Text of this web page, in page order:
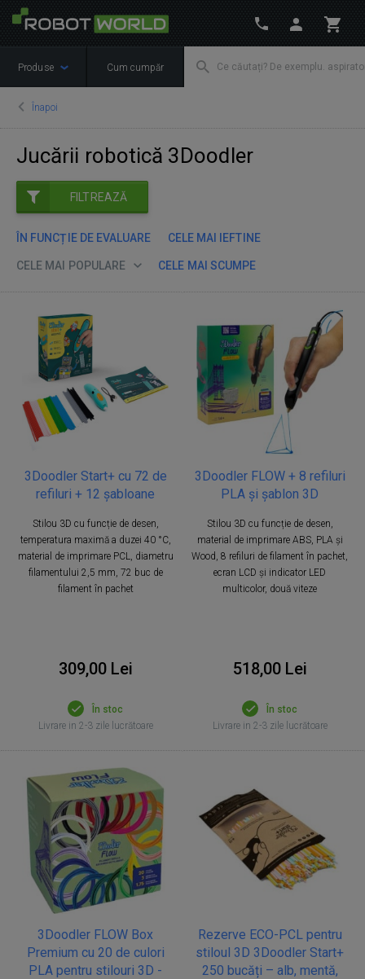
Produse Cum cumpăr
Înapoi
Jucării robotică 3Doodler
FILTREAZĂ
ÎN FUNCȚIE DE EVALUARE CELE MAI IEFTINE
CELE MAI POPULARE CELE MAI SCUMPE
3Doodler Start+ cu 72 de
refiluri + 12 șabloane
Stilou 3D cu funcție de desen,
temperatura maximă a duzei 40 °C,
material de imprimare PCL, diametru
filamentului 2,5 mm, 72 buc de
filament în pachet
309,00 Lei
În stoc
Livrare in 2-3 zile lucrătoare
3Doodler FLOW + 8 refiluri
PLA și șablon 3D
Stilou 3D cu funcție de desen,
material de imprimare ABS, PLA și
Wood, 8 refiluri de filament în pachet,
ecran LCD și indicator LED
multicolor, două viteze
518,00 Lei
În stoc
Livrare in 2-3 zile lucrătoare
3Doodler FLOW Box
Premium cu 20 de culori
PLA pentru stilouri 3D -
Rezerve ECO-PCL pentru
stiloul 3D 3Doodler Start+
250 bucăți – alb, mentă,